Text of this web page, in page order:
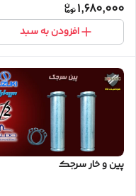
1,680,000
افزودن به سبد
پین و خار سرجک